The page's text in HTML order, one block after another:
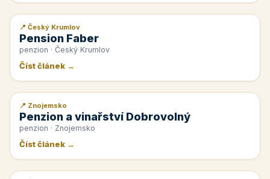
📰 PR článek
📍 Český Krumlov
Pension Faber
penzion · Český Krumlov
Číst článek →
📰 PR článek
📍 Znojemsko
Penzion a vinařství Dobrovolný
penzion · Znojemsko
Číst článek →